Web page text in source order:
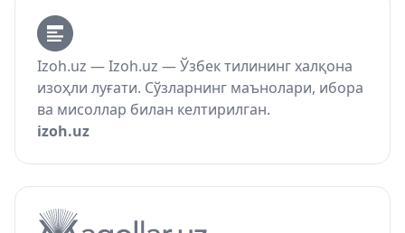
Izoh.uz — Izoh.uz — Ўзбек тилининг халқона
изоҳли луғати. Сўзларнинг маънолари, ибора
ва мисоллар билан келтирилган.
izoh.uz